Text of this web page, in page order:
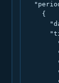
    {